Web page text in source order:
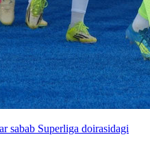
sabab Superliga doirasidagi